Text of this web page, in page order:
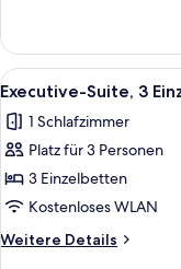
Suite,
Mehrere
Betten
Alle
Fotos
für
Executive-
Suite,
3 Einzelbetten
(Wyndham)
anzeigen
6
Executive-Suite, 3
1 Schlafzimmer
Platz für 3 Personen
3 Einzelbetten
Kostenloses WLAN
Weitere Details
Weitere